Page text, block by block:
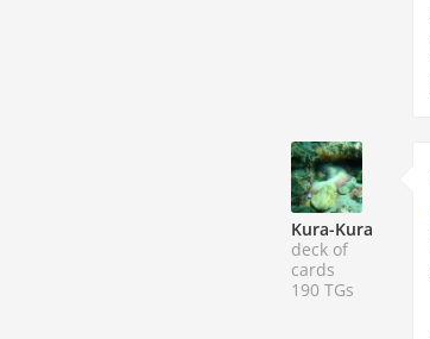
Kura-Kura
deck of
cards
190 TGs